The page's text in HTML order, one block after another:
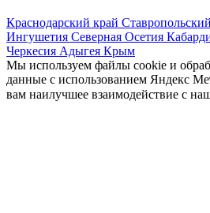
Краснодарский край
Ингушетия Северная Осетия
Черкесия Адыгея Крым
Мы используем файлы cookie и
данные с использованием Яндекс
вам наилучшее взаимодействие с